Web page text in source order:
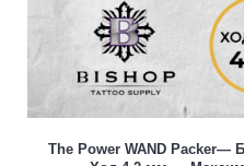
The Power WAND Packer—